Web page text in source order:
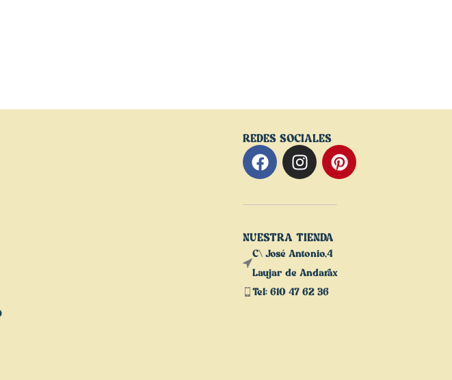
REDES SOCIALES
NUESTRA TIENDA
C\ José Antonio,4
Laujar de Andarax
Tel: 610 47 62 36